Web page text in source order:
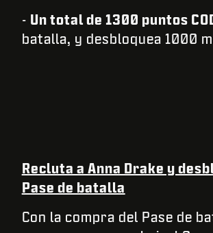
- Un total de 1300 puntos
batalla, y desbloquea 1000
Recluta a Anna Drake y
Pase de batalla
Con la compra del Pase de